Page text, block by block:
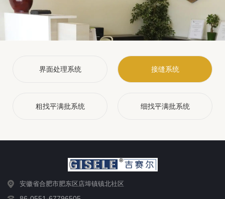
界面处理系统 接缝系统
粗找平满批系统 细找平满批系统
安徽省合肥市肥东区店埠镇镇北社区